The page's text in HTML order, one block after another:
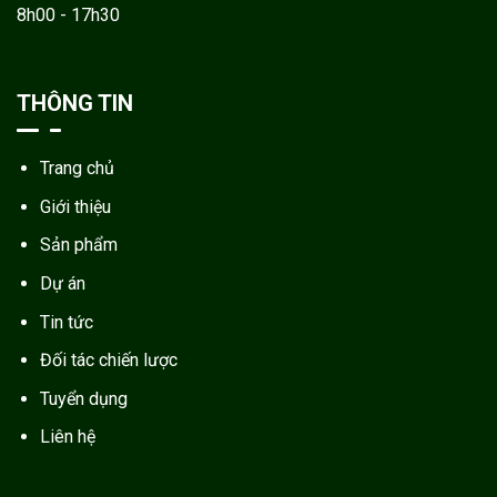
8h00 - 17h30
THÔNG TIN
Trang chủ
Giới thiệu
Sản phẩm
Dự án
Tin tức
Đối tác chiến lược
Tuyển dụng
Liên hệ